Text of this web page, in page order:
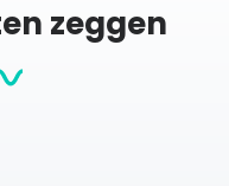
for Life poster of
legt jouw
zeggen